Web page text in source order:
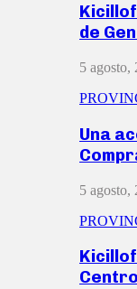
de
5 agosto,
Una
5 agosto,